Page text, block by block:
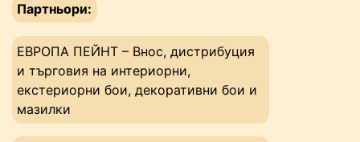
Партньори:
ЕВРОПА ПЕЙНТ – Внос, дистрибуция
и търговия на интериорни,
екстериорни бои, декоративни бои и
мазилки